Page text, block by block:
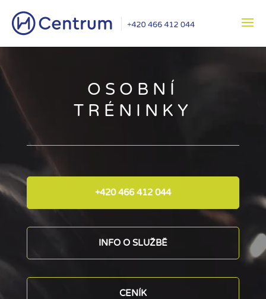
přehrávač
OSOBNÍ
TRÉNINKY
+420 466 412 044
INFO O SLUŽBĚ
CENÍK